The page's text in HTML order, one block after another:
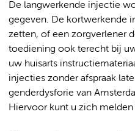
De langwerkende injectie
gegeven. De kortwerkende
zetten, of een zorgverlener
toediening ook terecht bij
uw huisarts
injecties zonder afspraak
genderdysforie van
Hiervoor kunt u zich melden